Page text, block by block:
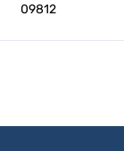
09812